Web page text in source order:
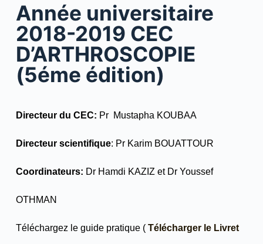
Année universitaire
2018-2019 CEC
D’ARTHROSCOPIE
(5éme édition)
Directeur du CEC: Pr Mustapha KOUBAA
Directeur scientifique: Pr Karim BOUATTOUR
Coordinateurs: Dr Hamdi KAZIZ et Dr Youssef
OTHMAN
Téléchargez le guide pratique ( Télécharger le Livret